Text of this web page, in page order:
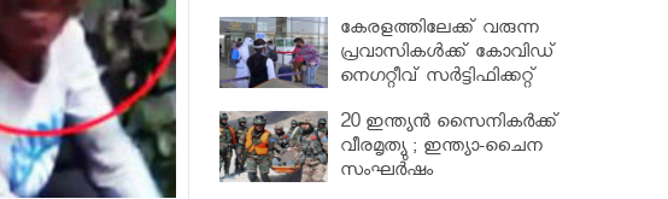
കേരളത്തിലേക്ക് വരുന്ന
പ്രവാസികള്‍ക്ക് കോവിഡ്
നെഗറ്റീവ് സര്‍ട്ടിഫിക്കറ്റ്
20 ഇന്ത്യൻ സൈനികർക്ക്
വീരമൃത്യു ; ഇന്ത്യാ-ചൈന
സംഘർഷം